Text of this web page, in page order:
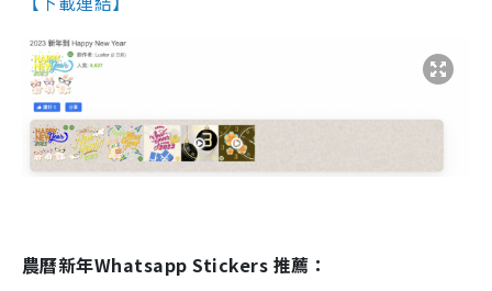
農曆新年Whatsapp Stickers 推薦：